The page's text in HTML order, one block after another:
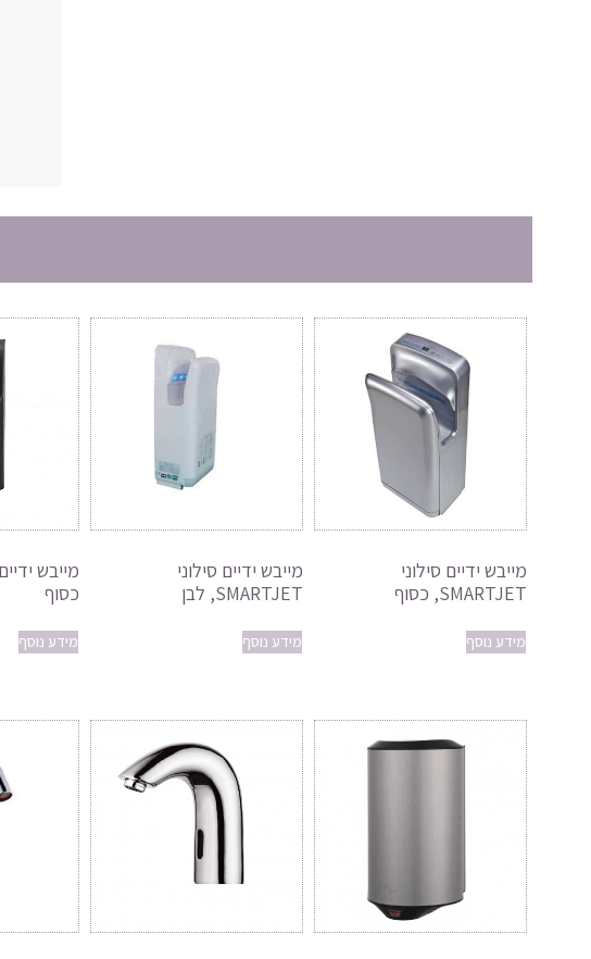
מייבש ידיים סילוני
SMARTJET, כסוף
מידע נוסף
מייבש ידיים סילוני
SMARTJET, לבן
מידע נוסף
כסוף
מידע נוסף